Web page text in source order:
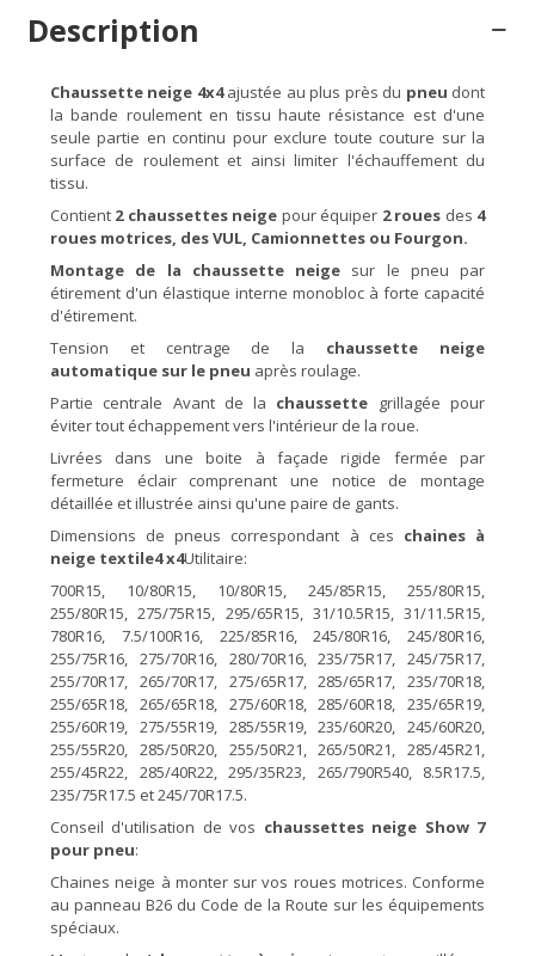
Description
Chaussette neige 4x4ajustée au plus près du pneu dont
la bande roulement en tissu haute résistance est d'une
seule partie en continu pour exclure toute couture sur la
surface de roulement et ainsi limiter l'échauffement du
tissu.
Contient 2 chaussettes neige pour équiper 2 roues des 4
roues motrices, des VUL, Camionnettes ou Fourgon.
Montage de la chaussette neige sur le pneu par
étirement d'un élastique interne monobloc à forte capacité
d'étirement.
Tension et centrage de la chaussette neige
automatique sur le pneu après roulage.
Partie centrale Avant de la chaussette
grillagée pour
éviter tout échappement vers l'intérieur de la roue.
Livrées dans une boite à façade rigide fermée par
fermeture éclair comprenant une notice de montage
détaillée et illustrée ainsi qu'une paire de gants.
Dimensions de pneus correspondant à ces chainesà
neige textile4 x4Utilitaire:
700R15, 10/80R15, 10/80R15, 245/85R15, 255/80R15,
255/80R15, 275/75R15, 295/65R15, 31/10.5R15, 31/11.5R15,
780R16, 7.5/100R16, 225/85R16, 245/80R16, 245/80R16,
255/75R16, 275/70R16, 280/70R16, 235/75R17, 245/75R17,
255/70R17, 265/70R17, 275/65R17, 285/65R17, 235/70R18,
255/65R18, 265/65R18, 275/60R18, 285/60R18, 235/65R19,
255/60R19, 275/55R19, 285/55R19, 235/60R20, 245/60R20,
255/55R20, 285/50R20, 255/50R21, 265/50R21, 285/45R21,
255/45R22, 285/40R22, 295/35R23, 265/790R540, 8.5R17.5,
235/75R17.5 et 245/70R17.5.
Conseil d'utilisation de vos chaussettesneige Show 7
pour pneu:
Chaines neige à monter sur vos roues motrices. Conforme
au panneau B26 du Code de la Route sur les équipements
spéciaux.